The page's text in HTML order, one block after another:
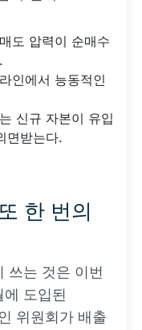
도 압력이 순매수
인에서 능동적인
신규 자본이 유입
면받는다.
한 번의
쓰는 것은 이번
도입된
위원회가 배출